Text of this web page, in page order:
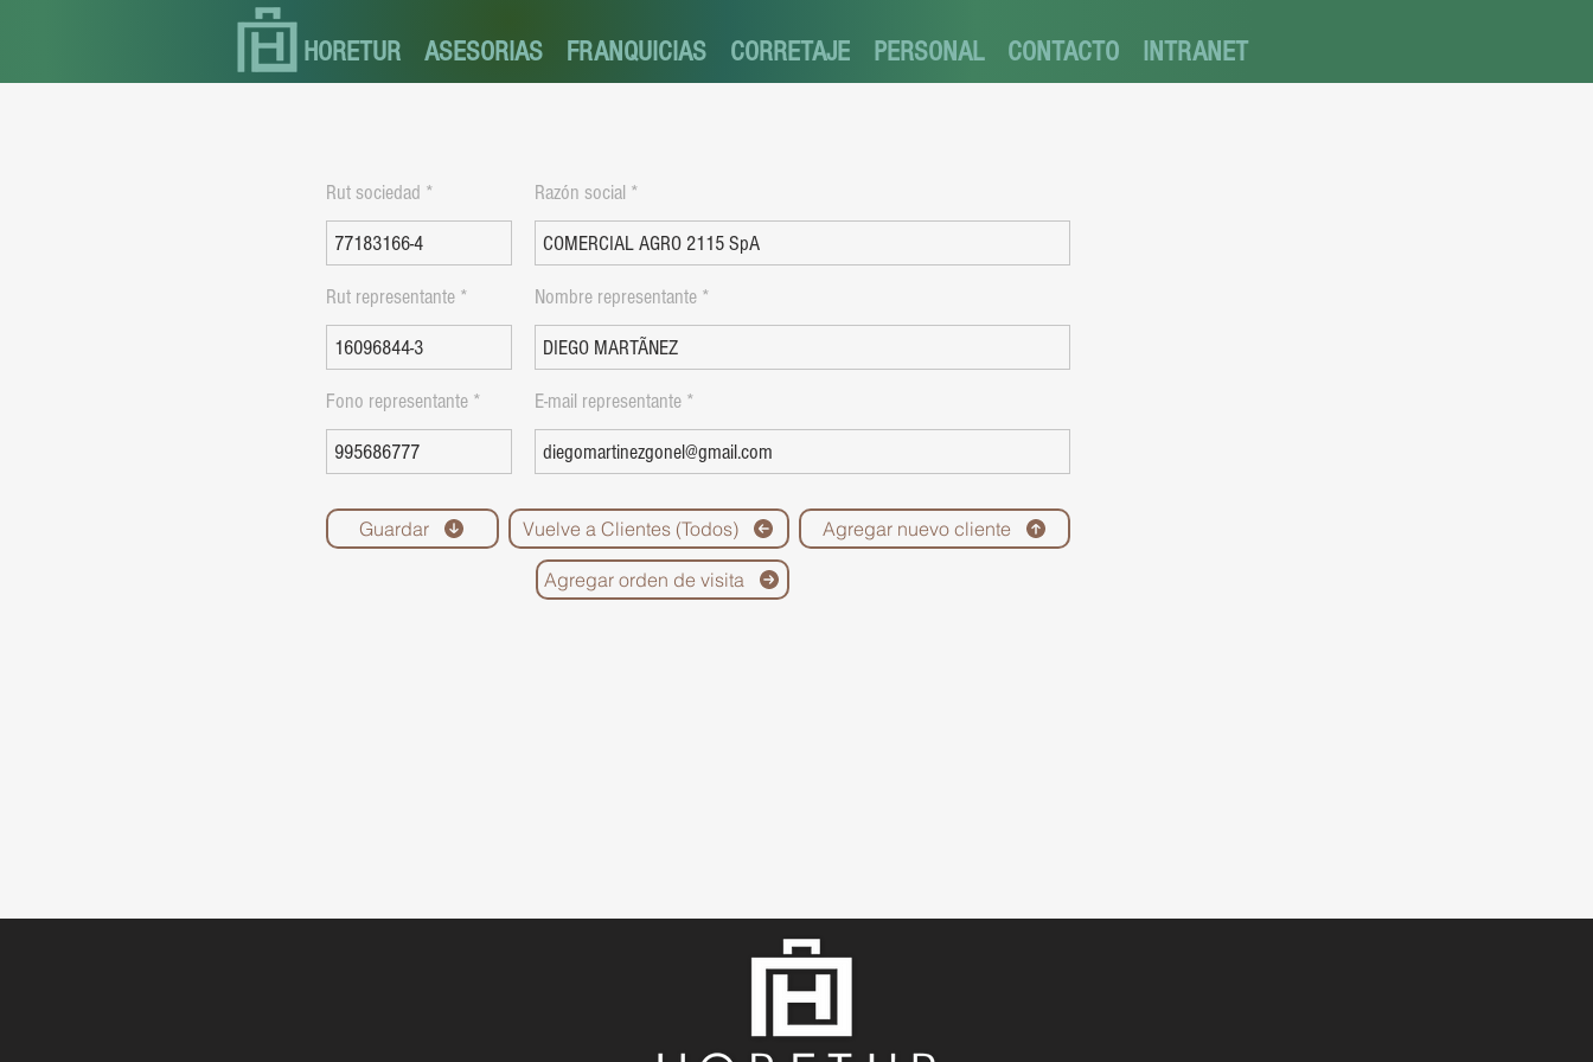
HORETUR ASESORIAS FRANQUICIAS CORRETAJE PERSONAL CONTACTO INTRANET
Rut sociedad Razón social
Rut representante Nombre representante
Fono representante E-mail representante
Guardar Vuelve a Clientes (Todos) Agregar nuevo cliente
Agregar orden de visita